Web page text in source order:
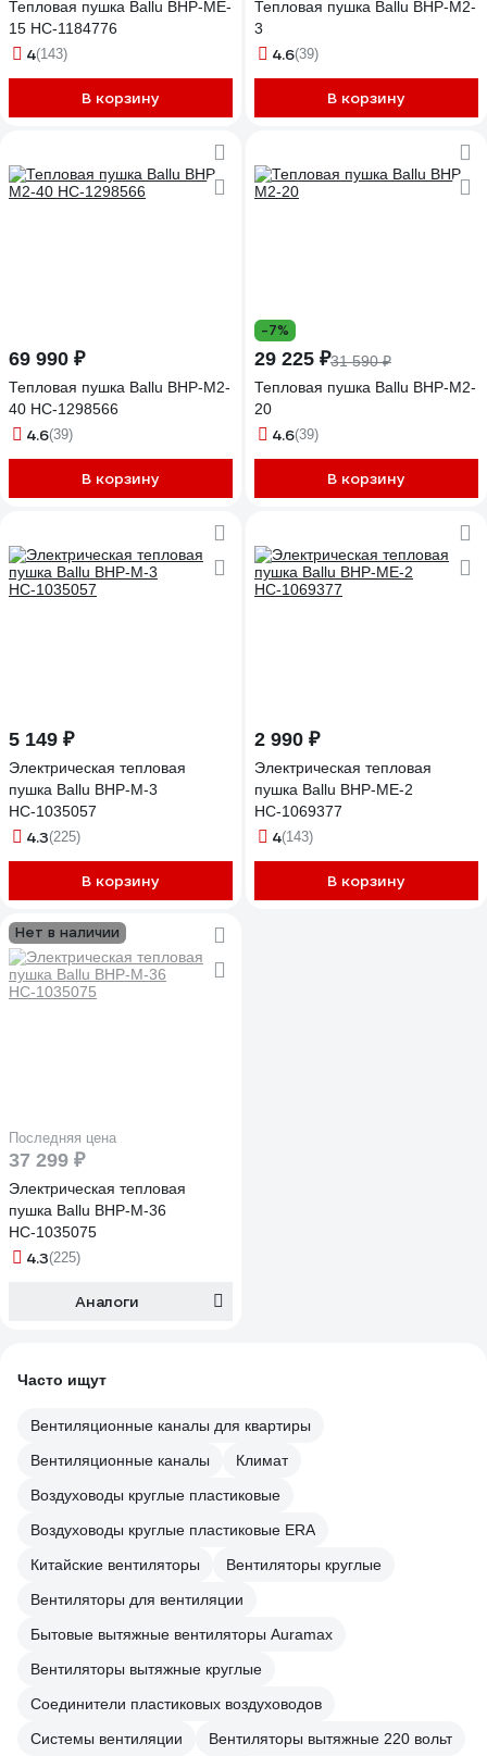
Тепловая пушка Ballu BHP-ME-
15 НС-1184776
4(143)
В корзину
Тепловая пушка Ballu BHP-M2-
3
4.6(39)
В корзину
69 990 ₽
Тепловая пушка Ballu BHP-M2-
40 НС-1298566
4.6(39)
В корзину
-7%
29 225 ₽31 590 ₽
Тепловая пушка Ballu BHP-M2-
20
4.6(39)
В корзину
5 149 ₽
Электрическая тепловая
пушка Ballu BHP-M-3
НС-1035057
4.3(225)
В корзину
2 990 ₽
Электрическая тепловая
пушка Ballu BHP-ME-2
НС-1069377
4(143)
В корзину
Нет в наличии
Последняя цена
37 299 ₽
Электрическая тепловая
пушка Ballu BHP-M-36
НС-1035075
4.3(225)
Аналоги
Часто ищут
Вентиляционные каналы для квартиры
Вентиляционные каналы
Климат
Воздуховоды круглые пластиковые
Воздуховоды круглые пластиковые ERA
Китайские вентиляторы
Вентиляторы круглые
Вентиляторы для вентиляции
Бытовые вытяжные вентиляторы Auramax
Вентиляторы вытяжные круглые
Соединители пластиковых воздуховодов
Системы вентиляции
Вентиляторы вытяжные 220 вольт